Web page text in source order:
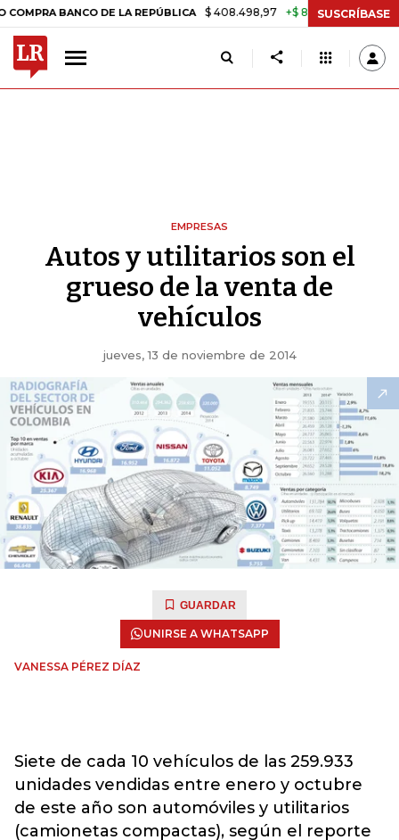
DE LA REPÚBLICA $ 408.498,97 +$ 8.753,81 +2,19% TASA
SUSCRÍBASE
EMPRESAS
Autos y utilitarios son el
grueso de la venta de
vehículos
jueves, 13 de noviembre de 2014
GUARDAR
UNIRSE A WHATSAPP
VANESSA PÉREZ DÍAZ
Siete de cada 10 vehículos de las 259.933
unidades vendidas entre enero y octubre
de este año son automóviles y utilitarios
(camionetas compactas), según el reporte